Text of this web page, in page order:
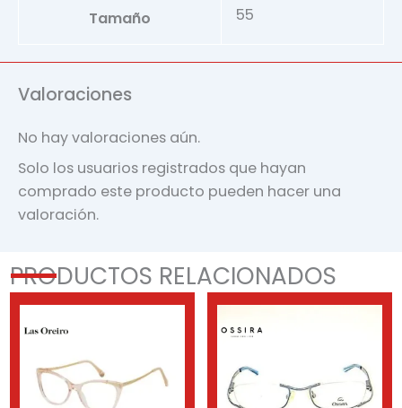
Tamaño 55
Valoraciones
No hay valoraciones aún.
Solo los usuarios registrados que hayan
comprado este producto pueden hacer una
valoración.
PRODUCTOS RELACIONADOS